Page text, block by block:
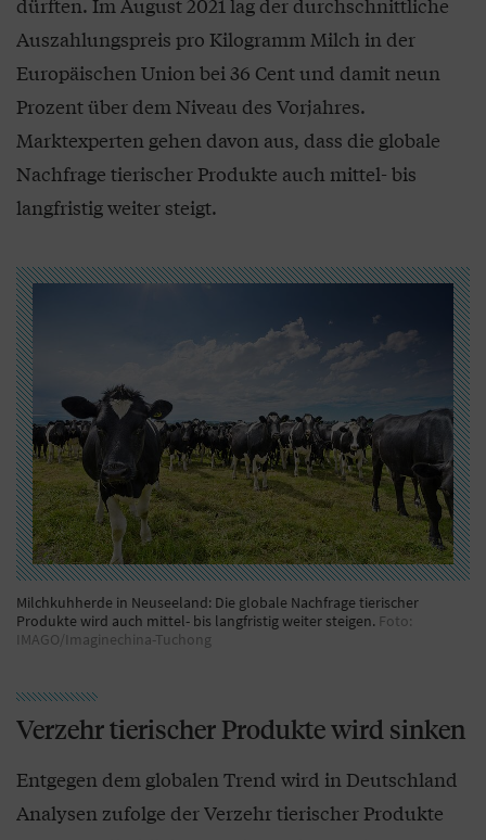
Auszahlungspreis pro Kilogramm Milch in der
Europäischen Union bei 36 Cent und damit neun
Prozent über dem Niveau des Vorjahres.
Marktexperten gehen davon aus, dass die globale
Nachfrage tierischer Produkte auch mittel- bis
langfristig weiter steigt.
Milchkuhherde in Neuseeland: Die globale Nachfrage tierischer
Produkte wird auch mittel- bis langfristig weiter steigen. Foto:
IMAGO/Imaginechina-Tuchong
Verzehr tierischer Produkte wird sinken
Entgegen dem globalen Trend wird in Deutschland
Analysen zufolge der Verzehr tierischer Produkte